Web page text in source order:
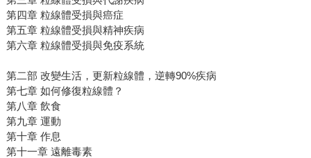
第四章 粒線體受損與癌症
第五章 粒線體受損與精神疾病
第六章 粒線體受損與免疫系統
第二部 改變生活，更新粒線體，逆轉90%疾病
第七章 如何修復粒線體？
第八章 飲食
第九章 運動
第十章 作息
第十一章 遠離毒素